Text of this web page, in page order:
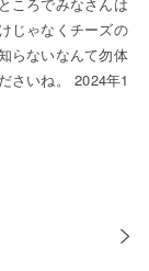
ころでみなさんは
じゃなくチーズの
らないなんて勿体
さいね。 2024年1